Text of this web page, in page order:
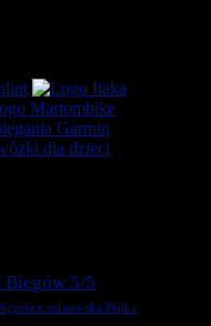
5/5
zalasewska Piątka